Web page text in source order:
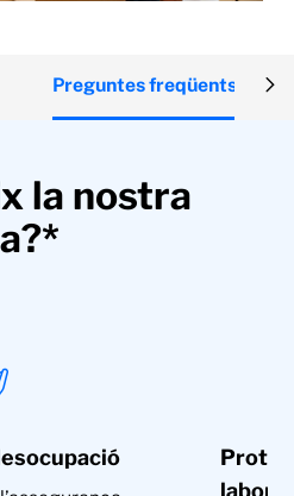
Preguntes freqüents
la nostra